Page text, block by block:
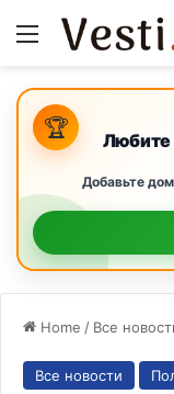
Menu
🏆 Любите
Добавьте
Home / Все
Все новости